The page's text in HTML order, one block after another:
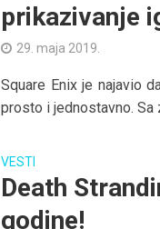
prikazivanje
29. maja 2019.
Square Enix je najavio
prosto i jednostavno. Sa
VESTI
Death
godine!